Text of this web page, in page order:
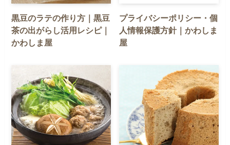
黒豆のラテの作り方｜黒豆
茶の出がらし活用レシピ｜
かわしま屋
プライバシーポリシー・個
人情報保護方針｜かわしま
屋